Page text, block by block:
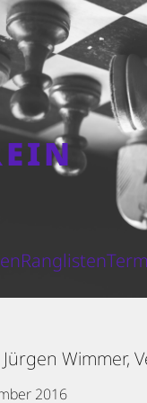
Ranglisten
Wimmer,
2016